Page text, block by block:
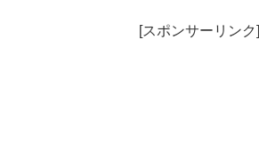
[スポンサーリンク]